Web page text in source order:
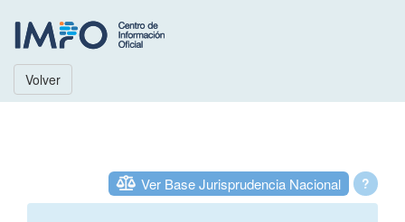
Volver
?
Ver Base Jurisprudencia Nacional